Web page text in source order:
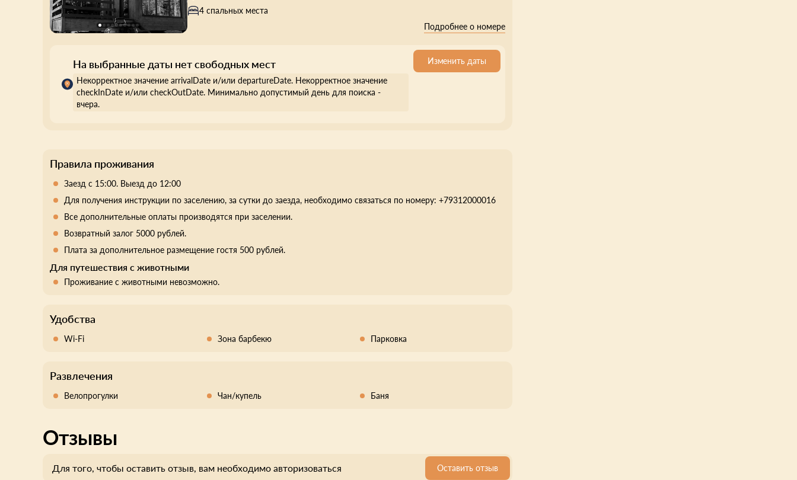
4 спальных места
Подробнее о номере
На выбранные даты нет свободных мест
Некорректное значение arrivalDate и/или departureDate. Некорректное значение
checkInDate и/или checkOutDate. Минимально допустимый день для поиска -
вчера.
Изменить даты
Правила проживания
Заезд с 15:00. Выезд до 12:00
Для получения инструкции по заселению, за сутки до заезда, необходимо связаться по номеру: +79312000016
Все дополнительные оплаты производятся при заселении.
Возвратный залог 5000 рублей.
Плата за дополнительное размещение гостя 500 рублей.
Для путешествия с животными
Проживание с животными невозможно.
Удобства
Wi-Fi Зона барбекю Парковка
Развлечения
Велопрогулки Чан/купель Баня
Отзывы
Для того, чтобы оставить отзыв, вам необходимо авторизоваться Оставить отзыв